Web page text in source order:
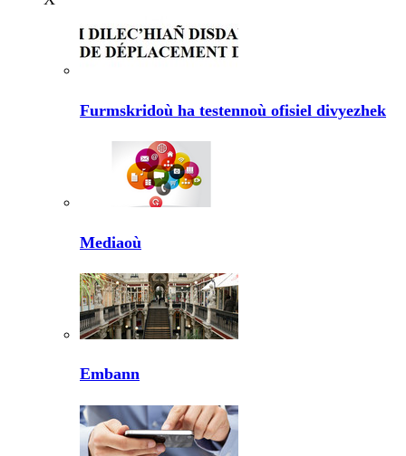
Furmskridoù ha testennoù ofisiel divyezhek
Mediaoù
Embann